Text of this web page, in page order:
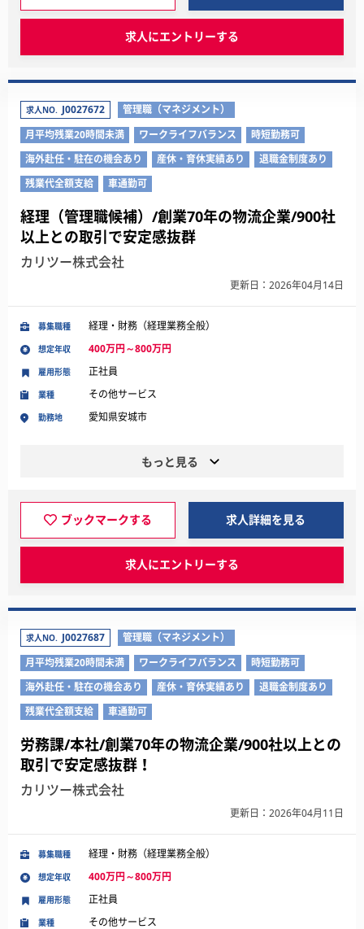
求人にエントリーする
求人NO. J0027672
管理職（マネジメント）
月平均残業20時間未満
ワークライフバランス
時短勤務可
海外赴任・駐在の機会あり
産休・育休実績あり
退職金制度あり
残業代全額支給
車通勤可
経理（管理職候補）/創業70年の物流企業/900社
以上との取引で安定感抜群
カリツー株式会社
更新日：2026年04月14日
募集職種 経理・財務（経理業務全般）
想定年収 400万円～800万円
業種 その他サービス
勤務地 愛知県安城市
雇用形態 正社員
もっと見る
ブックマークする 求人詳細を見る
求人にエントリーする
求人NO. J0027687
管理職（マネジメント）
月平均残業20時間未満
ワークライフバランス
時短勤務可
海外赴任・駐在の機会あり
産休・育休実績あり
退職金制度あり
残業代全額支給
車通勤可
労務課/本社/創業70年の物流企業/900社以上との
取引で安定感抜群！
カリツー株式会社
更新日：2026年04月11日
募集職種 経理・財務（経理業務全般）
想定年収 400万円～800万円
業種 その他サービス
雇用形態 正社員